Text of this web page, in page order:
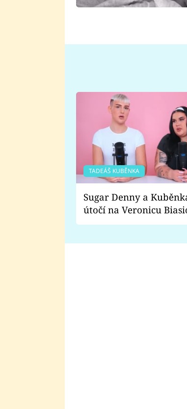
TADEÁŠ KUBĚNKA
Sugar Denny a
útočí na Veronicu
Proč je podle nich